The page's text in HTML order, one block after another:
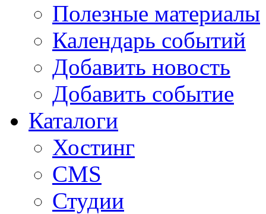
Полезные материалы
Календарь событий
Добавить новость
Добавить событие
Каталоги
Хостинг
CMS
Студии